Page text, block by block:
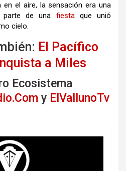
el aire, la sensación era una
de una fiestaque unió
cielo.
El Pacífico
a Miles
Ecosistema
y ElVallunoTv